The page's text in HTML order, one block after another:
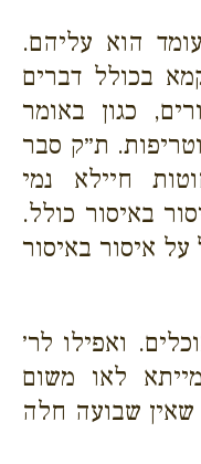
הוא עליהם.
בכולל דברים
כגון באומר
ת״ק סבר
חיילא נמי
באיסור כולל.
על איסור באיסור
ואפילו לר׳
לאו משום
שאין שבועה חלה